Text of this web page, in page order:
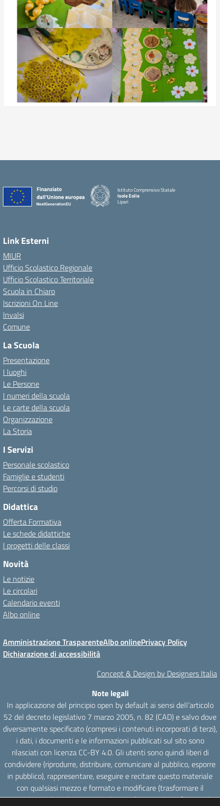
Istituto Comprensivo Statale
Isole Eolie
Lipari
Link Esterni
MIUR
Ufficio Scolastico Regionale
Ufficio Scolastico Territoriale
Scuola in Chiaro
Iscrizioni On Line
Invalsi
Comune
La Scuola
Presentazione
I luoghi
Le Persone
I numeri della scuola
Le carte della scuola
Organizzazione
La Storia
I Servizi
Personale scolastico
Famiglie e studenti
Percorsi di studio
Didattica
Offerta Formativa
Le schede didattiche
I progetti delle classi
Novità
Le notizie
Le circolari
Calendario eventi
Albo online
Amministrazione TrasparenteAlbo onlinePrivacy Policy
Dichiarazione di accessibilità
Concept & Design by Designers Italia
Note legali
In applicazione del principio open by default ai sensi dell’articolo
52 del decreto legislativo 7 marzo 2005, n. 82 (CAD) e salvo dove
diversamente specificato (compresi i contenuti incorporati di terzi),
i dati, i documenti e le informazioni pubblicati sul sito sono
rilasciati con licenza CC-BY 4.0. Gli utenti sono quindi liberi di
condividere (riprodurre, distribuire, comunicare al pubblico, esporre
in pubblico), rappresentare, eseguire e recitare questo materiale
con qualsiasi mezzo e formato e modificare (trasformare il
materiale e utilizzarlo per opere derivate) per qualsiasi fine, anche